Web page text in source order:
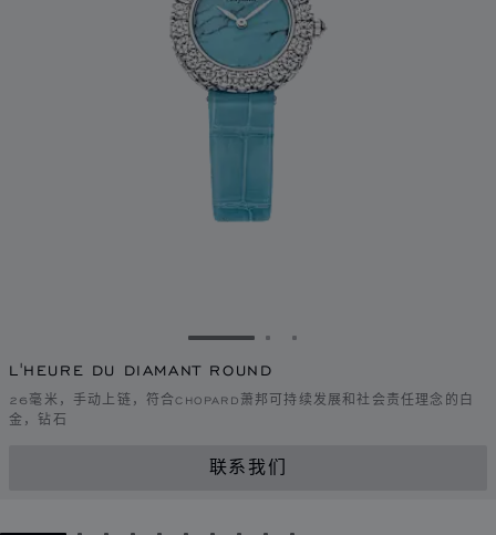
转到幻灯片 1转到幻灯片 2
转到幻灯片 3
L'HEURE DU DIAMANT ROUND
26毫米，手动上链，符合CHOPARD萧邦可持续发展和社会责任理念的白
金，钻石
联系我们